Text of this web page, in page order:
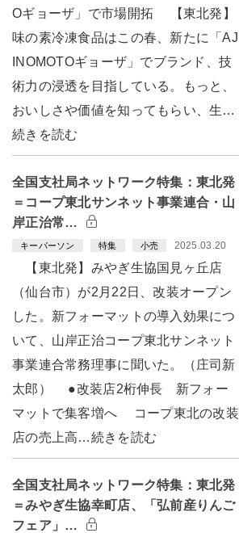
Oギョーザ」で市場開拓 【東北発】
味の素冷凍食品はこの春、新たに「AJ
INOMOTOギョーザ」でブランド、技
術力の浸透を目指している。もっと、
おいしさや価値を知ってもらい、生…
続きを読む
全国支社局ネットワーク特集：東北発
＝コープ東北サンネット事業連合・山
岸正治常…
キーパーソン 特集 小売 2025.03.20
【東北発】みやぎ生協国見ヶ丘店
（仙台市）が2月22日、改装オープン
した。新フォーマットの導入効果につ
いて、山岸正治コープ東北サンネット
事業連合常務理事に聞いた。（庄司新
太郎） ●改装店2桁伸長 新フォー
マットで集客増へ コープ東北の改装
店の売上高…続きを読む
全国支社局ネットワーク特集：東北発
＝みやぎ生協幸町店、「弘前産りんご
フェア」…